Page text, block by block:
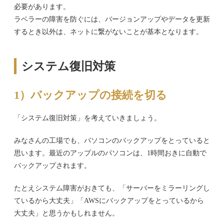
必要があります。
ラベラーの障害を防ぐには、バージョンアップやデータを更新
するとき以外は、ネットに繋がないことが基本となります。
システム復旧対策
1）バックアップの接続を切る
「システム復旧対策」を考えていきましょう。
みなさんの工場でも、パソコンのバックアップをとっていると
思います。最近のアップルのパソコンは、1時間おきに自動で
バックアップされます。
たとえシステム障害がおきても、「サーバーをミラーリングし
ているから大丈夫」「AWSにバックアップをとっているから
大丈夫」と思うかもしれません。